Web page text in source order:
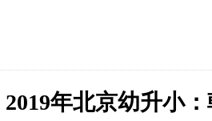
2019年北京幼升小